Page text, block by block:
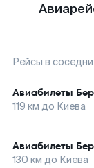
Рейсы в
Авиабилеты
119 км до Киева
Авиабилеты
130 км до Киева